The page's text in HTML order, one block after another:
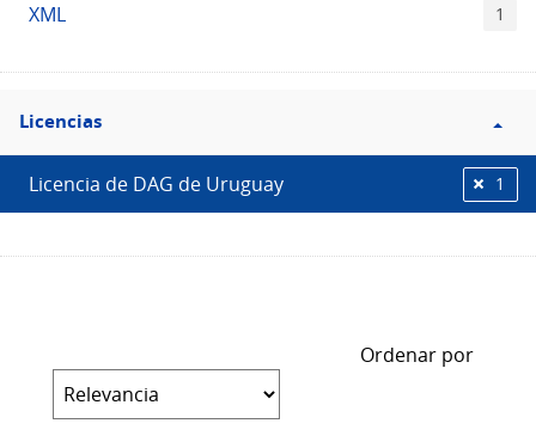
XML 1
Filtro
Licencias
Licencias
Licencia de DAG de Uruguay 1
Ordenar por